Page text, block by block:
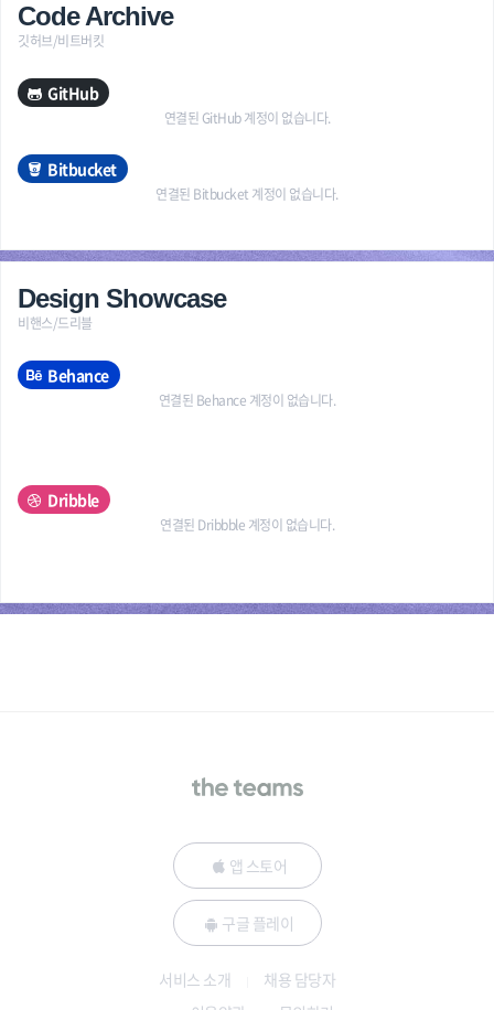
Code Archive
깃허브/비트버킷
GitHub
연결된 GitHub 계정이 없습니다.
Bitbucket
연결된 Bitbucket 계정이 없습니다.
Design Showcase
비핸스/드리블
Behance
연결된 Behance 계정이 없습니다.
Dribble
연결된 Dribbble 계정이 없습니다.
앱 스토어
구글 플레이
서비스 소개
채용 담당자